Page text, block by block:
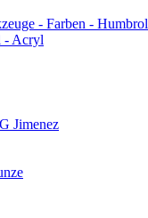
- Farben - Humbrol
- Acryl
Jimenez